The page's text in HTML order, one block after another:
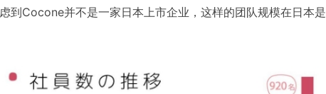
到Cocone并不是一家日本上市企业，这样的团队规模在日本是